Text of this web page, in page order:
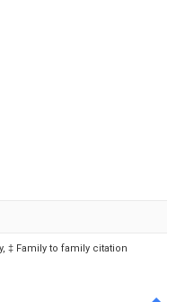
‡ Family to family citation